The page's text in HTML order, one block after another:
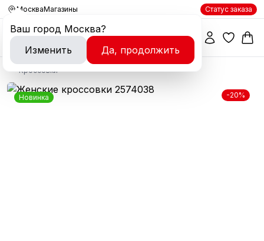
Москва
Ваш город Москва?
Изменить
Да, продолжить
Магазины Статус заказа
Кроссовки
Новинка -20%